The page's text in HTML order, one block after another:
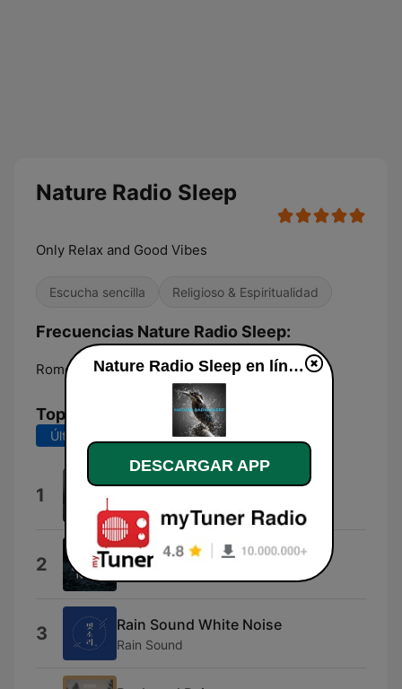
Nature Radio Sleep
Only Relax and Good Vibes
Escucha sencilla Religioso & Espiritualidad
Frecuencias Nature Radio Sleep:
Rome: Online
Top Canciones
Últimos 7 días Últimos 30 días
1 Thunderstorms Sounds
Rain and Thunder
2 Rain Sounds
3 Rain Sound White Noise
Rain Sound
Nature Radio Sleep en línea
DESCARGAR APP